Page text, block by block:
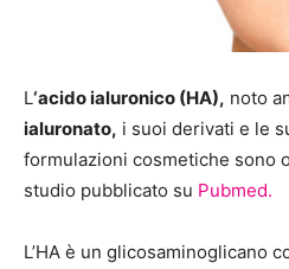
L‘acido ialuronico (HA), noto
ialuronato, i suoi derivati e le
formulazioni cosmetiche sono
studio pubblicato su Pubmed.
L’HA è un glicosaminoglicano